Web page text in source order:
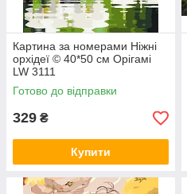
Картина за номерами Ніжні
орхідеї © 40*50 см Орігамі
LW 3111
Готово до відправки
329 ₴
Купити